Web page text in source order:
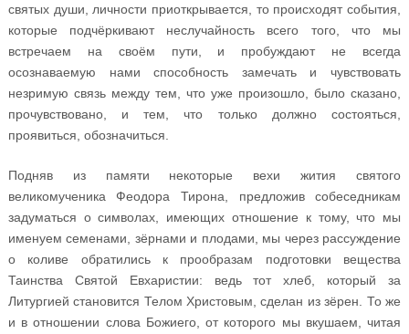
святых души, личности приоткрывается, то происходят события,
которые подчёркивают неслучайность всего того, что мы
встречаем на своём пути, и пробуждают не всегда
осознаваемую нами способность замечать и чувствовать
незримую связь между тем, что уже произошло, было сказано,
прочувствовано, и тем, что только должно состояться,
проявиться, обозначиться.
Подняв из памяти некоторые вехи жития святого
великомученика Феодора Тирона, предложив собеседникам
задуматься о символах, имеющих отношение к тому, что мы
именуем семенами, зёрнами и плодами, мы через рассуждение
о коливе обратились к прообразам подготовки вещества
Таинства Святой Евхаристии: ведь тот хлеб, который за
Литургией становится Телом Христовым, сделан из зёрен. То же
и в отношении слова Божиего, от которого мы вкушаем, читая